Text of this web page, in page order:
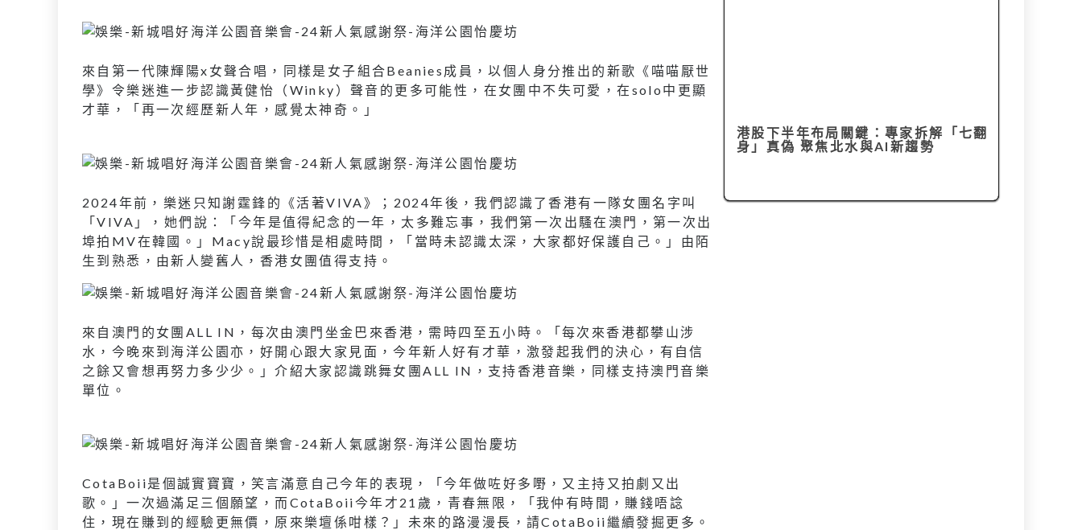
來自第一代陳輝陽x女聲合唱，同樣是女子組合Beanies成員，以個人身分推出的新歌《喵喵厭世
學》令樂迷進一步認識黃健怡（Winky）聲音的更多可能性，在女團中不失可愛，在solo中更顯
才華，「再一次經歷新人年，感覺太神奇。」
2024年前，樂迷只知謝霆鋒的《活著VIVA》；2024年後，我們認識了香港有一隊女團名字叫
「VIVA」，她們說：「今年是值得紀念的一年，太多難忘事，我們第一次出騷在澳門，第一次出
埠拍MV在韓國。」Macy說最珍惜是相處時間，「當時未認識太深，大家都好保護自己。」由陌
生到熟悉，由新人變舊人，香港女團值得支持。
來自澳門的女團ALL IN，每次由澳門坐金巴來香港，需時四至五小時。「每次來香港都攀山涉
水，今晚來到海洋公園亦，好開心跟大家見面，今年新人好有才華，激發起我們的決心，有自信
之餘又會想再努力多少少。」介紹大家認識跳舞女團ALL IN，支持香港音樂，同樣支持澳門音樂
單位。
CotaBoii是個誠實寶寶，笑言滿意自己今年的表現，「今年做咗好多嘢，又主持又拍劇又出
歌。」一次過滿足三個願望，而CotaBoii今年才21歲，青春無限，「我仲有時間，賺錢唔諗
住，現在賺到的經驗更無價，原來樂壇係咁樣？」未來的路漫漫長，請CotaBoii繼續發掘更多。
港股下半年布局關鍵：專家拆解「七翻
身」真偽 聚焦北水與AI新趨勢